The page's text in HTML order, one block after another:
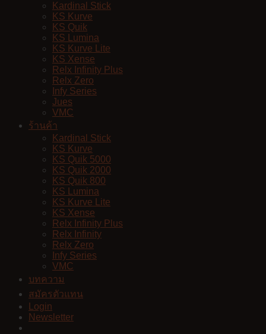
Kardinal Stick
KS Kurve
KS Quik
KS Lumina
KS Kurve Lite
KS Xense
Relx Infinity Plus
Relx Zero
Infy Series
Jues
VMC
ร้านค้า
Kardinal Stick
KS Kurve
KS Quik 5000
KS Quik 2000
KS Quik 800
KS Lumina
KS Kurve Lite
KS Xense
Relx Infinity Plus
Relx Infinity
Relx Zero
Infy Series
VMC
บทความ
สมัครตัวแทน
Login
Newsletter